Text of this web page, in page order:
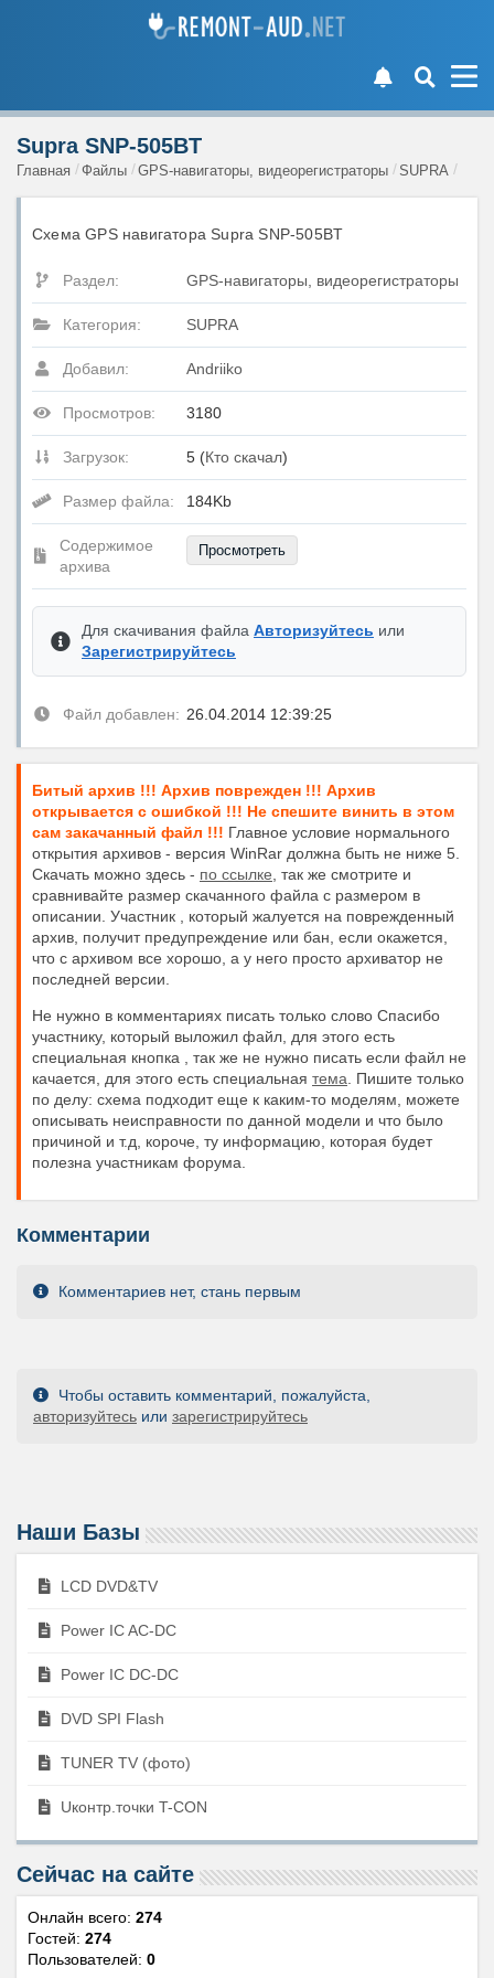
Supra SNP-505BT
Главная Файлы GPS-навигаторы, видеорегистраторы SUPRA
Схема GPS навигатора Supra SNP-505BT
Раздел: GPS-навигаторы, видеорегистраторы
Категория: SUPRA
Добавил: Andriiko
Просмотров: 3180
Загрузок: 5 (Кто скачал)
Размер файла: 184Kb
Содержимое
архива
Просмотреть
Для скачивания файла Авторизуйтесь или
Зарегистрируйтесь
Файл добавлен: 26.04.2014 12:39:25
Битый архив !!! Архив поврежден !!! Архив
открывается с ошибкой !!! Не спешите винить в этом
сам закачанный файл !!! Главное условие нормального
открытия архивов - версия WinRar должна быть не ниже 5.
Скачать можно здесь - по ссылке , так же смотрите и
сравнивайте размер скачанного файла с размером в
описании. Участник , который жалуется на поврежденный
архив, получит предупреждение или бан, если окажется,
что с архивом все хорошо, а у него просто архиватор не
последней версии.
Не нужно в комментариях писать только слово Спасибо
участнику, который выложил файл, для этого есть
специальная кнопка , так же не нужно писать если файл не
качается, для этого есть специальная тема . Пишите только
по делу: схема подходит еще к каким-то моделям, можете
описывать неисправности по данной модели и что было
причиной и т.д, короче, ту информацию, которая будет
полезна участникам форума.
Комментарии
Комментариев нет, стань первым
Чтобы оставить комментарий, пожалуйста,
авторизуйтесь или зарегистрируйтесь
Наши Базы
LCD DVD&TV
Power IC AC-DC
Power IC DC-DC
DVD SPI Flash
TUNER TV (фото)
Uконтр.точки T-CON
Сейчас на сайте
Онлайн всего: 274
Гостей: 274
Пользователей: 0